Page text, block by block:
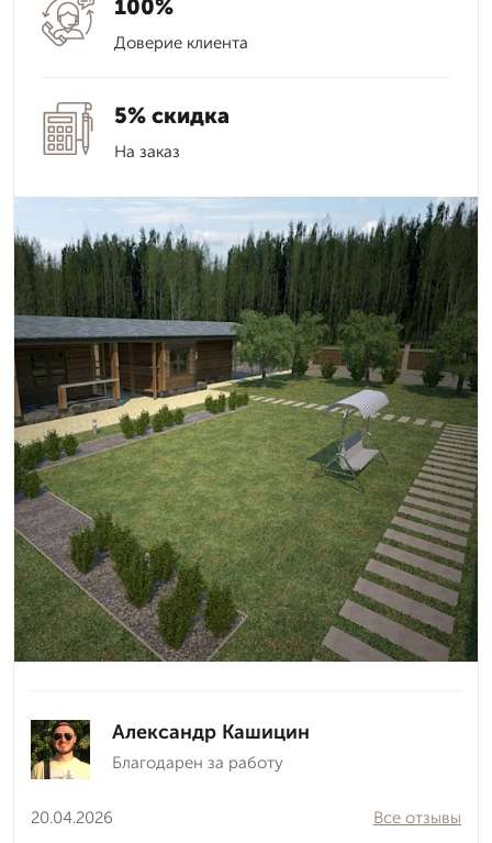
100%
Доверие клиента
5% скидка
На заказ
Александр Кашицин
Благодарен за работу
20.04.2026
Все отзывы